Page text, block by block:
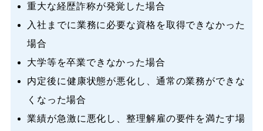
重大な経歴詐称が発覚した場合
入社までに業務に必要な資格を取得できなかった
場合
大学等を卒業できなかった場合
内定後に健康状態が悪化し、通常の業務ができな
くなった場合
業績が急激に悪化し、整理解雇の要件を満たす場